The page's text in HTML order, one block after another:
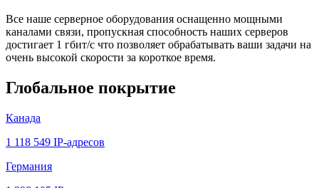
Все наше серверное оборудования оснащенно мощными
каналами связи, пропускная способность наших серверов
достигает 1 гбит/с что позволяет обрабатывать ваши задачи на
очень высокой скорости за короткое время.
Глобальное покрытие
Канада
1 118 549 IP-адресов
Германия